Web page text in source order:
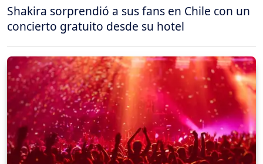
Shakira sorprendió a sus fans en Chile con un
concierto gratuito desde su hotel